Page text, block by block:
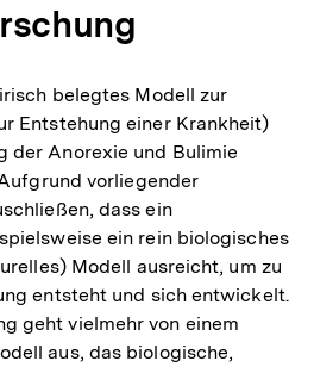
belegtes Modell zur
Entstehung einer Krankheit)
der Anorexie und Bulimie
vorliegender
dass ein
ein rein biologisches
Modell ausreicht, um zu
entsteht und sich entwickelt.
geht vielmehr von einem
aus, das biologische,